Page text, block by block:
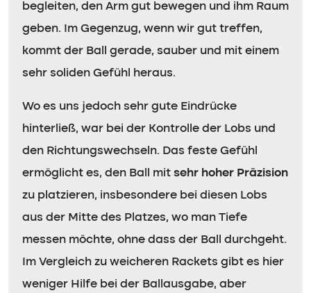
begleiten, den Arm gut bewegen und ihm Raum
geben. Im Gegenzug, wenn wir gut treffen,
kommt der Ball gerade, sauber und mit einem
sehr soliden Gefühl heraus.
Wo es uns jedoch sehr gute Eindrücke
hinterließ, war bei der Kontrolle der Lobs und
den Richtungswechseln. Das feste Gefühl
ermöglicht es, den Ball mit sehr hoher Präzision
zu platzieren, insbesondere bei diesen Lobs
aus der Mitte des Platzes, wo man Tiefe
messen möchte, ohne dass der Ball durchgeht.
Im Vergleich zu weicheren Rackets gibt es hier
weniger Hilfe bei der Ballausgabe, aber